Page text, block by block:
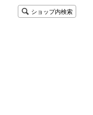
ショップ内検索